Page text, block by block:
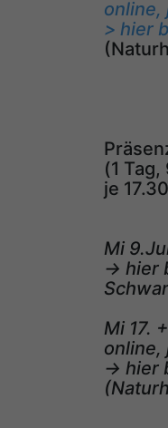
online,
> hier
(1
je
Mi
-> hier
Mi 17.
online,
-> hier